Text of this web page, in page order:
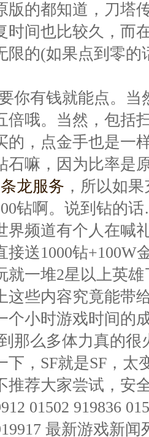
版的都知道，刀塔
时间也比较久，而
限的(如果点到零
有钱就能点。当
倍哦。当然，包括
的，点金手也是一
石嘛，因为比率是
龙服务 ，所以如
钻啊。说到钻的
界频道有个人在喊
接送1000钻
就一堆2星以上英
这些内容究竟能带
个小时游戏时间的
那么多体力真的
下，SF就是SF，太
推荐大家尝试，安
01502 919836
最新游戏新